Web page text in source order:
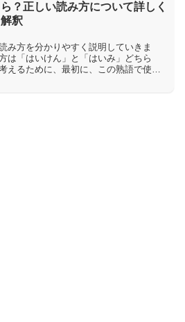
ら？正しい読み方について詳しく
解釈
み方を分かりやすく説明していきま
は「はいけん」と「はいみ」どちら
えるために、最初に、この熟語で使わ